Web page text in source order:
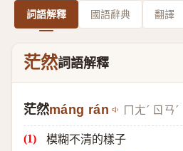
詞語解釋 國語辭典 翻譯
茫然詞語解釋
茫然máng rán ㄇㄤˊ ㄖㄢˊ
模糊不清的樣子